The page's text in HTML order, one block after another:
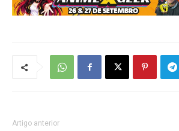
Artigo anterior